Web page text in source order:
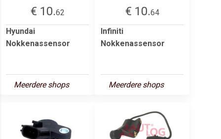
€ 10.62
Hyundai
Nokkenassensor
Meerdere shops
€ 10.64
Infiniti
Nokkenassensor
Meerdere shops